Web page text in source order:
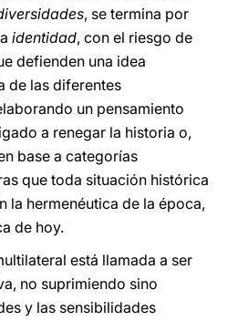
, se termina por
identidad, con el riesgo de
defienden una idea
de las diferentes
un pensamiento
a renegar la historia o,
base a categorías
que toda situación histórica
la hermenéutica de la época,
de hoy.
está llamada a ser
no suprimiendo sino
y las sensibilidades